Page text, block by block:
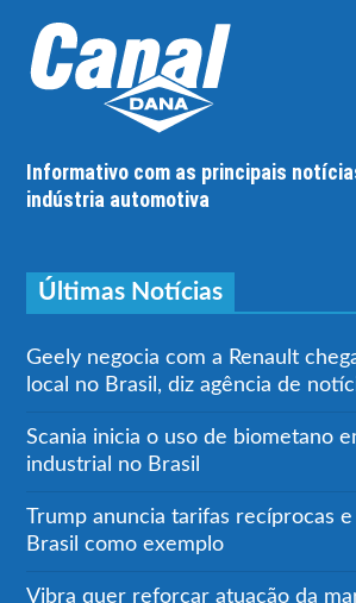
Informativo com as principais
indústria automotiva
Últimas Notícias
Geely negocia com a Renault
local no Brasil, diz agência de
Scania inicia o uso de biometano
industrial no Brasil
Trump anuncia tarifas recíprocas
Brasil como exemplo
Vibra quer reforçar atuação da